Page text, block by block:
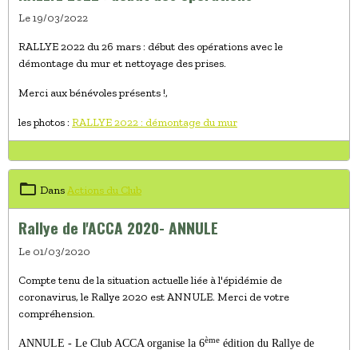
Le 19/03/2022
RALLYE 2022 du 26 mars : début des opérations avec le
démontage du mur et nettoyage des prises.
Merci aux bénévoles présents !,
les photos : RALLYE 2022 : démontage du mur
DansActions du Club
Rallye de l'ACCA 2020- ANNULE
Le 01/03/2020
Compte tenu de la situation actuelle liée à l'épidémie de
coronavirus, le Rallye 2020 est ANNULE. Merci de votre
compréhension.
ANNULE - Le Club ACCA organise la 6ème édition du Rallye de